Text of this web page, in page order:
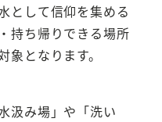
として信仰を集める
持ち帰りできる場所
象となります。
汲み場」や「洗い